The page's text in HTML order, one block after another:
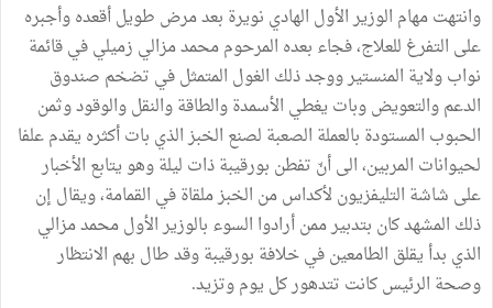
وانتهت مهام الوزير الأول الهادي نويرة بعد مرض طويل أقعده وأجبره
على التفرغ للعلاج، فجاء بعده المرحوم محمد مزالي زميلي في قائمة
نواب ولاية المنستير ووجد ذلك الغول المتمثل في تضخم صندوق
الدعم والتعويض وبات يغطي الأسمدة والطاقة والنقل والوقود وثمن
الحبوب المستودة بالعملة الصعبة لصنع الخبز الذي بات أكثره يقدم علفا
لحيوانات المربين، الى أنّ تفطن بورقيبة ذات ليلة وهو يتابع الأخبار
على شاشة التليفزيون لأكداس من الخبز ملقاة في القمامة، ويقال إن
ذلك المشهد كان بتدبير ممن أرادوا السوء بالوزير الأول محمد مزالي
الذي بدأ يقلق الطامعين في خلافة بورقيبة وقد طال بهم الانتظار
وصحة الرئيس كانت تتدهور كل يوم وتزيد.